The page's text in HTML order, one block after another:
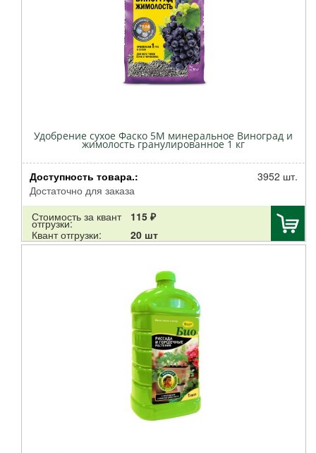
Удобрение сухое Фаско 5М минеральное Виноград и
жимолость гранулированное 1 кг
Доступность товара.:
Достаточно для заказа
3952 шт.
Стоимость за квант
отгрузки:
115 ₽
Квант отгрузки:
20 шт